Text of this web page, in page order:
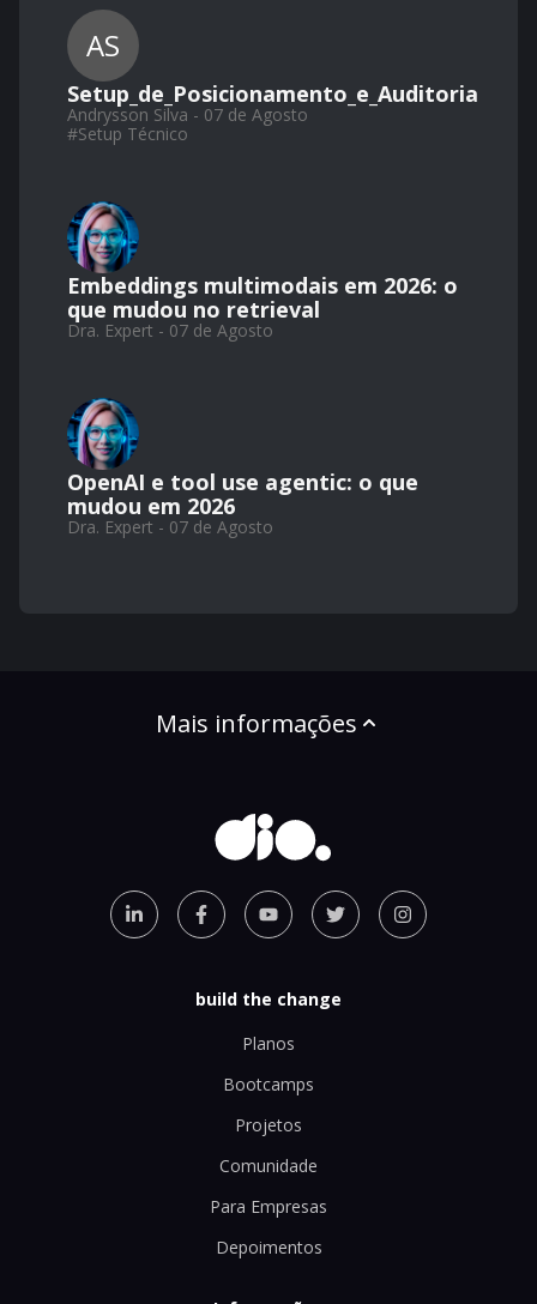
AS
Setup_de_Posicionamento_e_Auditoria
Andrysson Silva - 07 de Agosto
#Setup Técnico
Embeddings multimodais em 2026: o
que mudou no retrieval
Dra. Expert - 07 de Agosto
OpenAI e tool use agentic: o que
mudou em 2026
Dra. Expert - 07 de Agosto
Mais informações
build the change
Planos
Bootcamps
Projetos
Comunidade
Para Empresas
Depoimentos